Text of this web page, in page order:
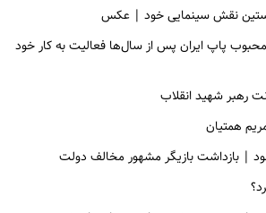
نقش سینمایی خود |‌ عکس
محبوب پاپ ایران پس از سال‌ها فعالیت به کار خود
رهبر شهید انقلاب
همتیان
| بازداشت بازیگر مشهور مخالف دولت